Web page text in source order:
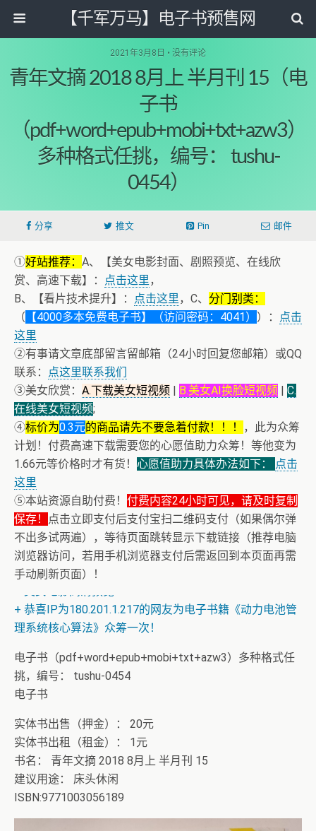
【千军万马】电子书预售网
2021年3月8日 • 没有评论
青年文摘 2018 8月上 半月刊 15（电
子书
（pdf+word+epub+mobi+txt+azw3）
多种格式任挑，编号： tushu-
0454）
分享 推文 Pin 邮件
①好站推荐： A、【美女电影封面、剧照预览、在线欣
赏、高速下载】：
点击这里，
B、【看片技术提升】：
点击这里，C、 分门别类：
（ 【4000多本免费电子书】（访问密码：4041） ）：
点击
这里
②有事请文章底部留言留邮箱（24小时回复您邮箱）或QQ
联系：
点这里联系我们
③美女欣赏： A.下载美女短视频 | B.美女AI换脸短视频 | C.
在线美女短视频;
④标价为0.3元的商品请先不要急着付款！！！
，此为众筹
计划！付费高速下载需要您的心愿值助力众筹！等他变为
1.66元等价格时才有货！ 心愿值助力具体办法如下：
点击
这里
⑤本站资源自助付费！ 付费内容24小时可见，请及时复制
保存！
点击立即支付后支付宝扫二维码支付（如果偶尔弹
不出多试两遍），等待页面跳转显示下载链接（推荐电脑
浏览器访问，若用手机浏览器支付后需返回到本页面再需
手动刷新页面）！
+ 恭喜IP为180.201.1.217的网友为电子书籍《动力电池管
理系统核心算法》众筹一次！
电子书（pdf+word+epub+mobi+txt+azw3）多种格式任
挑，编号： tushu-0454
电子书
实体书出售（押金）： 20元
实体书出租（租金）： 1元
书名： 青年文摘 2018 8月上 半月刊 15
建议用途： 床头休闲
ISBN:9771003056189